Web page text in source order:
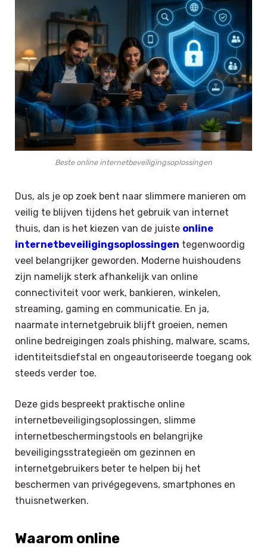
Beste online internetbeveiligingsoplossingen
Dus, als je op zoek bent naar slimmere manieren om
veilig te blijven tijdens het gebruik van internet
thuis, dan is het kiezen van de juiste online
internetbeveiligingsoplossingen tegenwoordig
veel belangrijker geworden. Moderne huishoudens
zijn namelijk sterk afhankelijk van online
connectiviteit voor werk, bankieren, winkelen,
streaming, gaming en communicatie. En ja,
naarmate internetgebruik blijft groeien, nemen
online bedreigingen zoals phishing, malware, scams,
identiteitsdiefstal en ongeautoriseerde toegang ook
steeds verder toe.
Deze gids bespreekt praktische online
internetbeveiligingsoplossingen, slimme
internetbeschermingstools en belangrijke
beveiligingsstrategieën om gezinnen en
internetgebruikers beter te helpen bij het
beschermen van privégegevens, smartphones en
thuisnetwerken.
Waarom online